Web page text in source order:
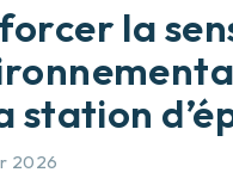
la
station
2026